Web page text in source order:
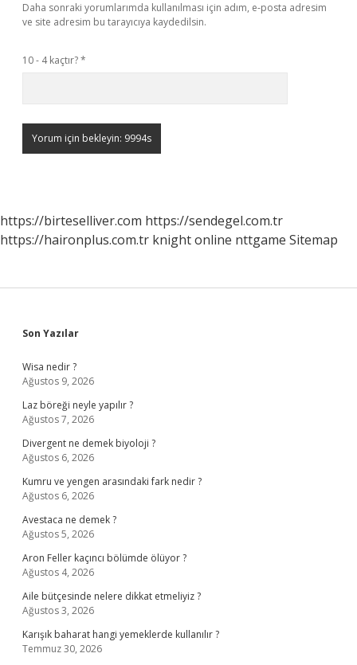
Daha sonraki yorumlarımda kullanılması için adım, e-posta adresim
ve site adresim bu tarayıcıya kaydedilsin.
10 - 4 kaçtır?*
https://birteselliver.com https://sendegel.com.tr
https://haironplus.com.tr knight online nttgame Sitemap
Sidebar
Son Yazılar
Wisa nedir ?
Ağustos 9, 2026
Laz böreği neyle yapılır ?
Ağustos 7, 2026
Divergent ne demek biyoloji ?
Ağustos 6, 2026
Kumru ve yengen arasındaki fark nedir ?
Ağustos 6, 2026
Avestaca ne demek ?
Ağustos 5, 2026
Aron Feller kaçıncı bölümde ölüyor ?
Ağustos 4, 2026
Aile bütçesinde nelere dikkat etmeliyiz ?
Ağustos 3, 2026
Karışık baharat hangi yemeklerde kullanılır ?
Temmuz 30, 2026